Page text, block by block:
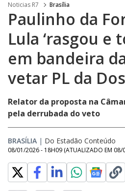
Noticias R7 Brasília
Paulinho da
Lula ‘rasgou e
em bandeira
vetar PL da
Relator da proposta na
pela derrubada do veto
BRASÍLIA | Do Estadão Conteúdo
08/01/2026 - 18H09 (ATUALIZADO EM 08/